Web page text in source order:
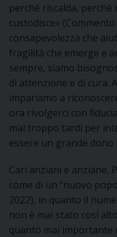
perché riscalda,
custodisce»
consapevolezza che
fragilità che emerge e
sempre, siamo
di attenzione e di cura.
impariamo a
ora rivolgerci con
mai troppo tardi per
essere un grande
Cari anziani e anziane,
come di un “nuovo
2022), in quanto il
non è mai stato così
quanto mai importante